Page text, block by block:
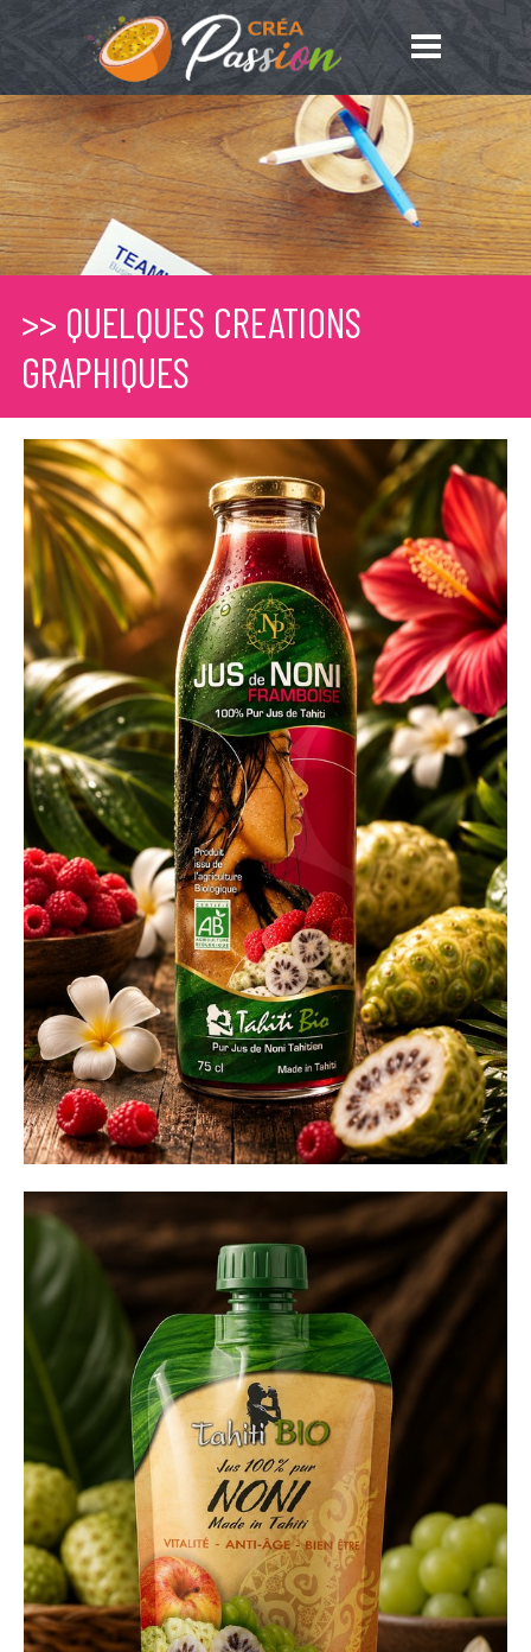
>> QUELQUES CREATIONS
GRAPHIQUES